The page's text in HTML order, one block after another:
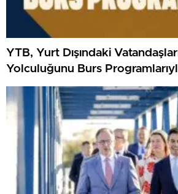
YTB, Yurt Dışındaki
Yolculuğunu Burs